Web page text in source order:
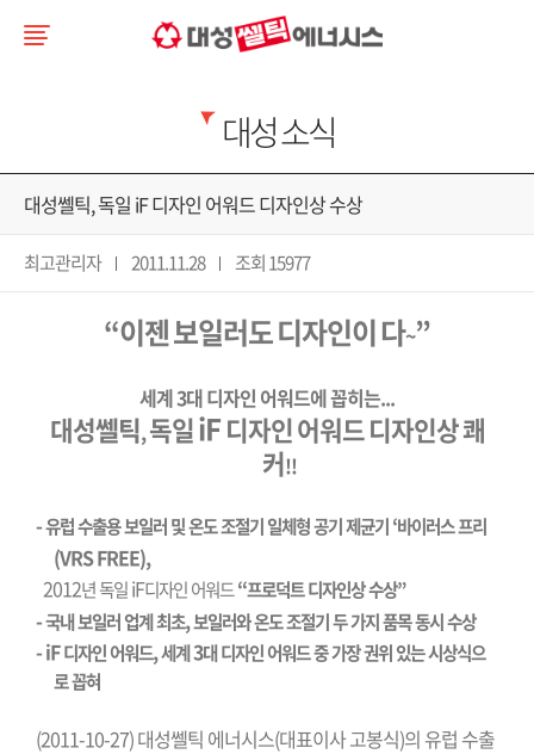
대성 소식
대성쎌틱, 독일 iF 디자인 어워드 디자인상 수상
최고관리자 2011.11.28 조회 15977
“이젠보일러도디자인이다~”
세계3대디자인 어워드에꼽히는...
대성쎌틱,독일iF디자인어워드디자인상쾌
커!!
-유럽수출용보일러및온도조절기일체형공기제균기‘바이러스프리
(VRS FREE),
2012년독일iF디자인어워드“프로덕트디자인상수상”
-국내보일러업계최초,보일러와온도조절기두가지품목동시수상
- iF디자인어워드,세계3대디자인어워드중가장권위있는시상식으
로꼽혀
(2011-10-27)대성쎌틱 에너시스(대표이사고봉식)의 유럽 수출